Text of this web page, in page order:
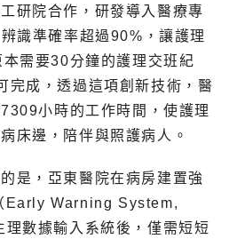
研院合作，研發導入醫療專
識準確率超過90%，讓護理
需要30分鐘的護理交班紀
完成，透過這項創新技術，醫
小時的工作時間，使護理
床邊，陪伴與照護病人。
是，亞東醫院在病房建置強
Early Warning System,
數據輸入系統後，僅需短短